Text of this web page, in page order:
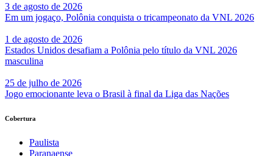
3 de agosto de 2026
Em um jogaço, Polônia conquista o tricampeonato da VNL 2026
1 de agosto de 2026
Estados Unidos desafiam a Polônia pelo título da VNL 2026
masculina
25 de julho de 2026
Jogo emocionante leva o Brasil à final da Liga das Nações
Cobertura
Paulista
Paranaense